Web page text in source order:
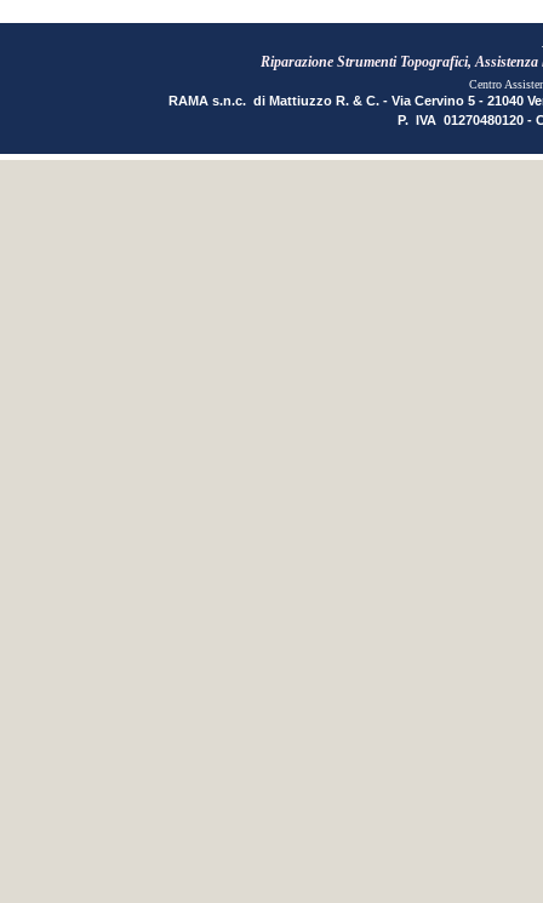
Riparazione Strumenti Topografici,
Centro
RAMA s.n.c. di Mattiuzzo R. & C. - Via Cervino 5 - 21040
P. IVA 01270480120 -